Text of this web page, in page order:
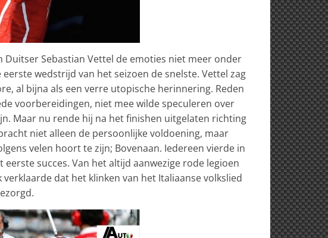
Duitser Sebastian Vettel de emoties niet meer onder
eerste wedstrijd van het seizoen de snelste. Vettel zag
al bijna als een verre utopische herinnering. Reden
voorbereidingen, niet mee wilde speculeren over
Maar nu rende hij na het finishen uitgelaten richting
niet alleen de persoonlijke voldoening, maar
velen hoort te zijn; Bovenaan. Iedereen vierde in
succes. Van het altijd aanwezige rode legioen
dat het klinken van het Italiaanse volkslied